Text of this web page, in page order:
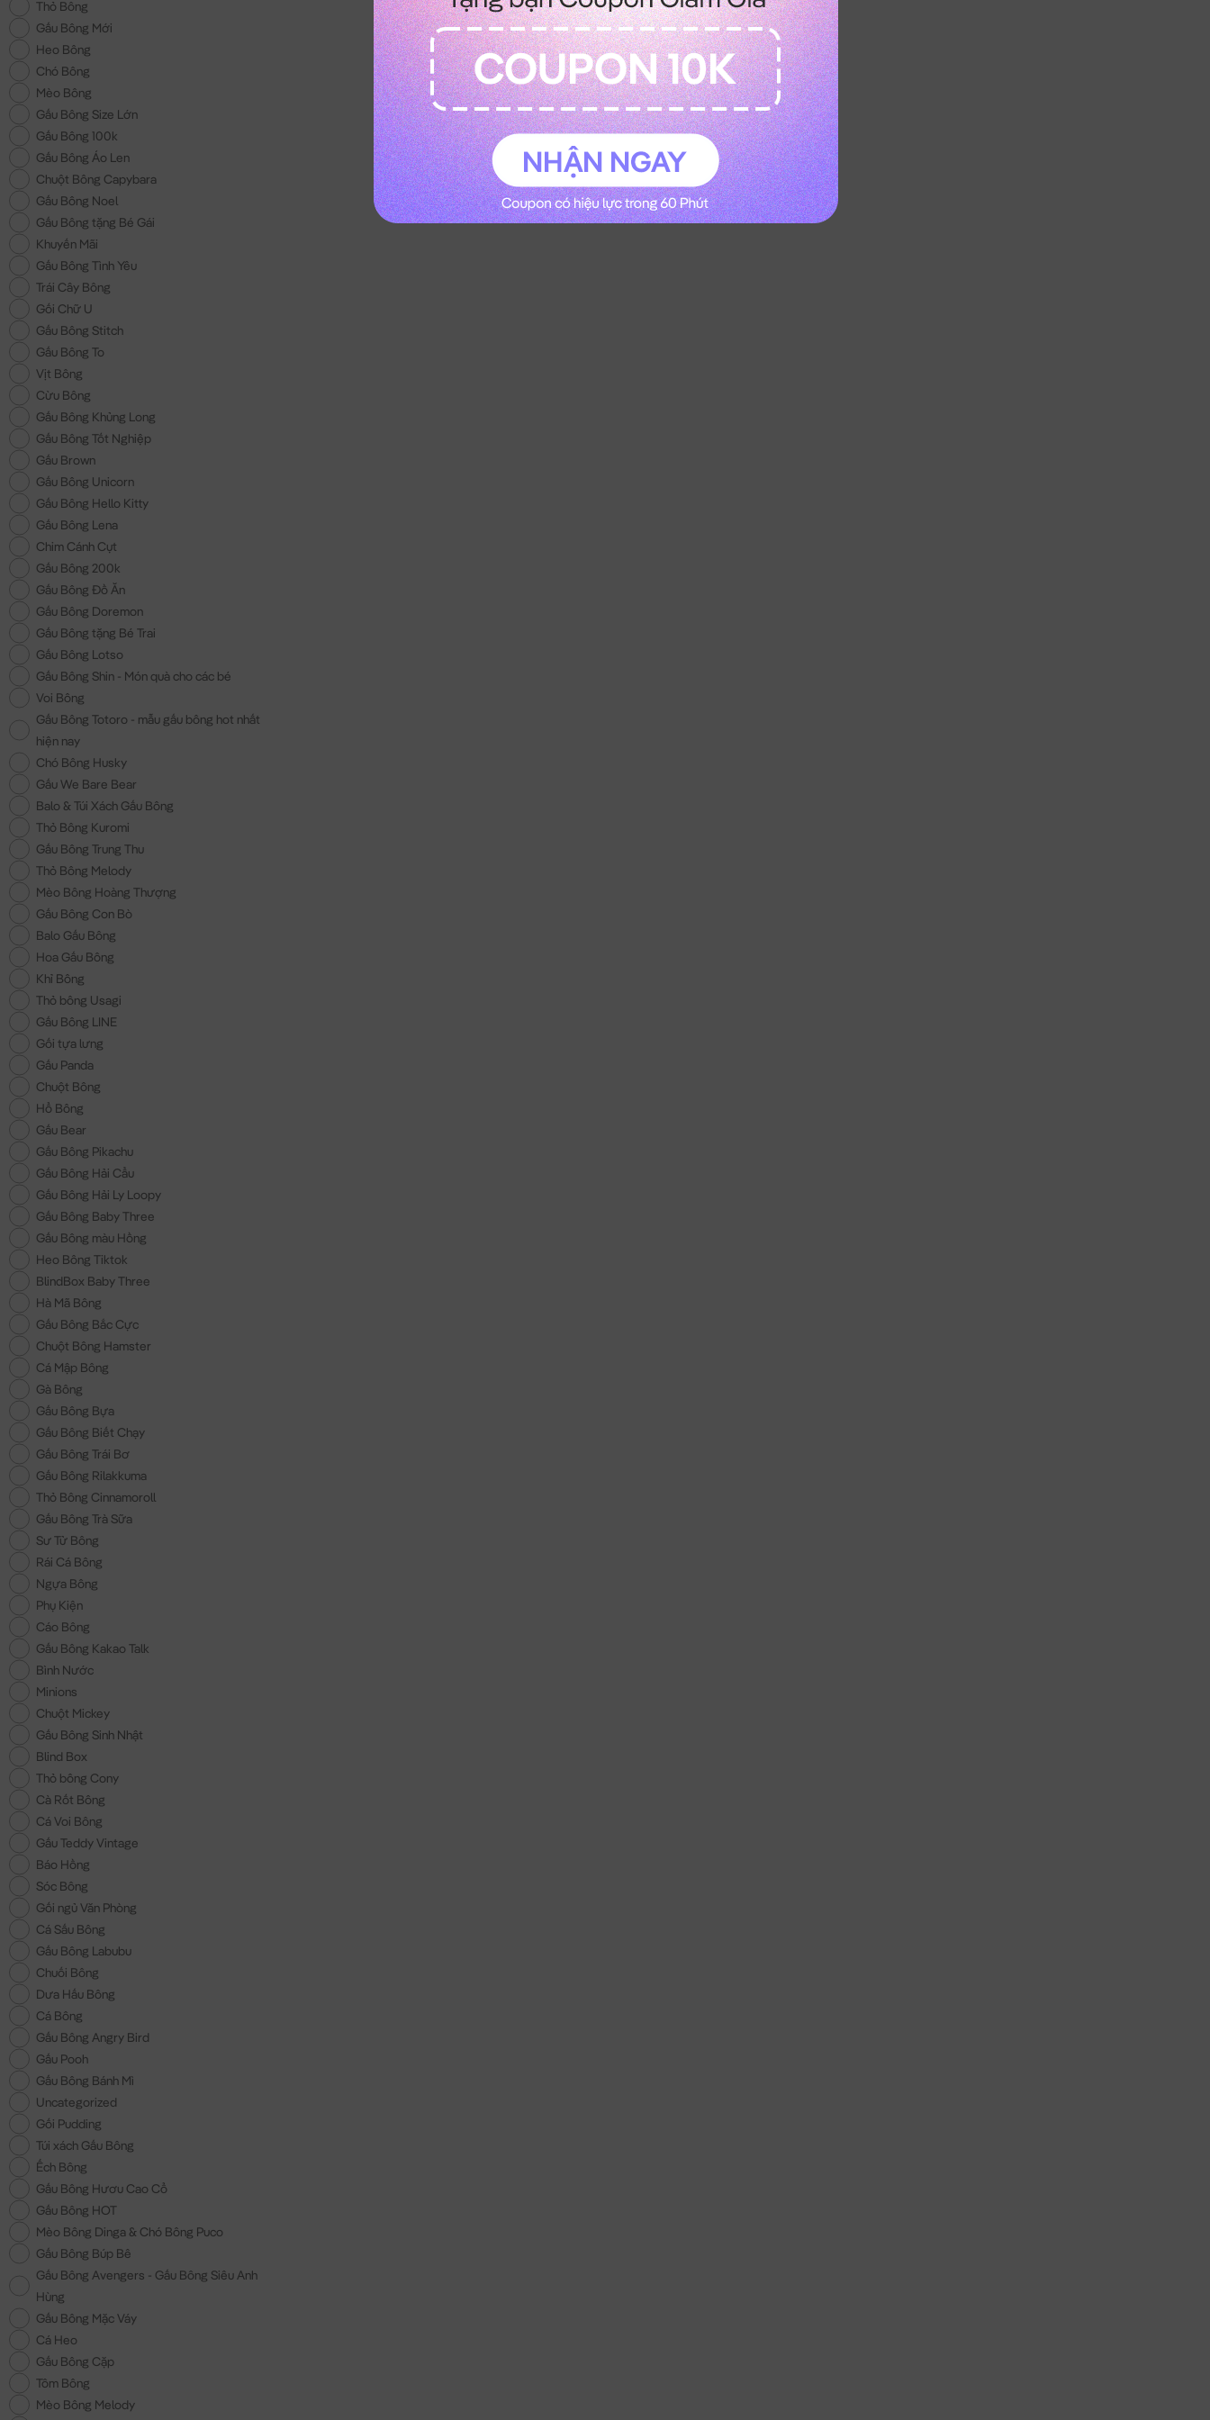
Thỏ Bông
Gấu Bông Mới
Heo Bông
Chó Bông
Mèo Bông
Gấu Bông Size Lớn
Gấu Bông 100k
Gấu Bông Áo Len
Chuột Bông Capybara
Gấu Bông Noel
Gấu Bông tặng Bé Gái
Khuyến Mãi
Gấu Bông Tình Yêu
Trái Cây Bông
Gối Chữ U
Gấu Bông Stitch
Gấu Bông To
Vịt Bông
Cừu Bông
Gấu Bông Khủng Long
Gấu Bông Tốt Nghiệp
Gấu Brown
Gấu Bông Unicorn
Gấu Bông Hello Kitty
Gấu Bông Lena
Chim Cánh Cụt
Gấu Bông 200k
Gấu Bông Đồ Ăn
Gấu Bông Doremon
Gấu Bông tặng Bé Trai
Gấu Bông Lotso
Gấu Bông Shin - Món quà cho các bé
Voi Bông
Gấu Bông Totoro - mẫu gấu bông hot nhất
hiện nay
Chó Bông Husky
Gấu We Bare Bear
Balo & Túi Xách Gấu Bông
Thỏ Bông Kuromi
Gấu Bông Trung Thu
Thỏ Bông Melody
Mèo Bông Hoàng Thượng
Gấu Bông Con Bò
Balo Gấu Bông
Hoa Gấu Bông
Khỉ Bông
Thỏ bông Usagi
Gấu Bông LINE
Gối tựa lưng
Gấu Panda
Chuột Bông
Hổ Bông
Gấu Bear
Gấu Bông Pikachu
Gấu Bông Hải Cẩu
Gấu Bông Hải Ly Loopy
Gấu Bông Baby Three
Gấu Bông màu Hồng
Heo Bông Tiktok
BlindBox Baby Three
Hà Mã Bông
Gấu Bông Bắc Cực
Chuột Bông Hamster
Cá Mập Bông
Gà Bông
Gấu Bông Bựa
Gấu Bông Biết Chạy
Gấu Bông Trái Bơ
Gấu Bông Rilakkuma
Thỏ Bông Cinnamoroll
Gấu Bông Trà Sữa
Sư Tử Bông
Rái Cá Bông
Ngựa Bông
Phụ Kiện
Cáo Bông
Gấu Bông Kakao Talk
Bình Nước
Minions
Chuột Mickey
Gấu Bông Sinh Nhật
Blind Box
Thỏ bông Cony
Cà Rốt Bông
Cá Voi Bông
Gấu Teddy Vintage
Báo Hồng
Sóc Bông
Gối ngủ Văn Phòng
Cá Sấu Bông
Gấu Bông Labubu
Chuối Bông
Dưa Hấu Bông
Cá Bông
Gấu Bông Angry Bird
Gấu Pooh
Gấu Bông Bánh Mì
Uncategorized
Gối Pudding
Túi xách Gấu Bông
Ếch Bông
Gấu Bông Hươu Cao Cổ
Gấu Bông HOT
Mèo Bông Dinga & Chó Bông Puco
Gấu Bông Búp Bê
Gấu Bông Avengers - Gấu Bông Siêu Anh
Hùng
Gấu Bông Mặc Váy
Cá Heo
Gấu Bông Cặp
Tôm Bông
Mèo Bông Melody